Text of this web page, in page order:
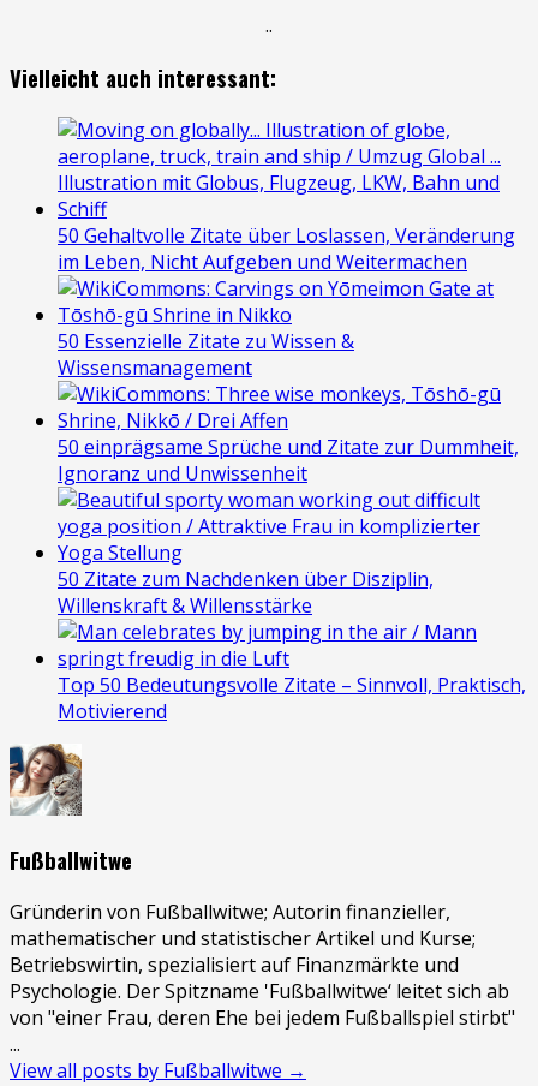
..
Vielleicht auch interessant:
50 Gehaltvolle Zitate über Loslassen, Veränderung
im Leben, Nicht Aufgeben und Weitermachen
50 Essenzielle Zitate zu Wissen &
Wissensmanagement
50 einprägsame Sprüche und Zitate zur Dummheit,
Ignoranz und Unwissenheit
50 Zitate zum Nachdenken über Disziplin,
Willenskraft & Willensstärke
Top 50 Bedeutungsvolle Zitate – Sinnvoll, Praktisch,
Motivierend
Fußballwitwe
Gründerin von Fußballwitwe; Autorin finanzieller,
mathematischer und statistischer Artikel und Kurse;
Betriebswirtin, spezialisiert auf Finanzmärkte und
Psychologie. Der Spitzname 'Fußballwitwe‘ leitet sich ab
von "einer Frau, deren Ehe bei jedem Fußballspiel stirbt"
...
View all posts by Fußballwitwe →